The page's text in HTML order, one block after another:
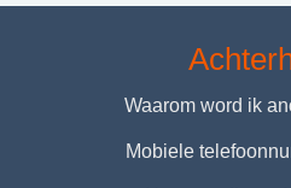
Waarom word ik
Mobiele